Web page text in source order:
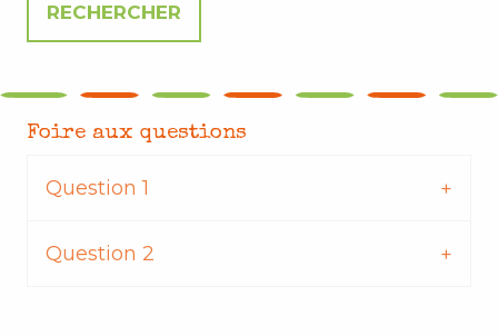
Foire aux questions
Question 1
Question 2